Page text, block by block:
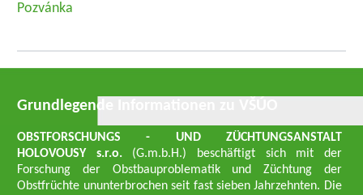
Pozvánka
Grundlegende Informationen zu VŠÚO
OBSTFORSCHUNGS - UND ZÜCHTUNGSANSTALT
HOLOVOUSY s.r.o. (G.m.b.H.) beschäftigt sich mit der
Forschung der Obstbauproblematik und Züchtung der
Obstfrüchte ununterbrochen seit fast sieben Jahrzehnten. Die